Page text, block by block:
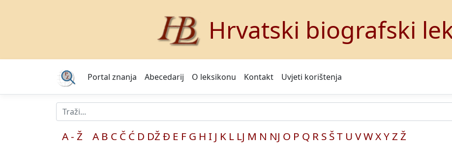
Hrvatski biografski
Portal znanja Abecedarij O leksikonu Kontakt Uvjeti korištenja
A - Ž A B C Č Ć D DŽ Đ E F G H I J K L LJ M N NJ O P Q R S ŠT U VWXYZ Ž